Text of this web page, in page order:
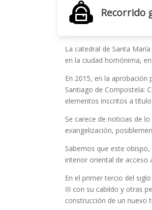
Recorrido
La catedral de Santa
en la ciudad homónima, en
En 2015, en la aprobación
Santiago de Compostela:
elementos inscritos a título
Se carece de noticias de
evangelización,
Sabemos que este
interior oriental de acceso
En el primer tercio del
III con su cabildo y otras
construcción de un nuevo